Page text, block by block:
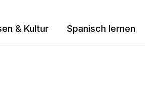
& Kultur Spanisch lernen